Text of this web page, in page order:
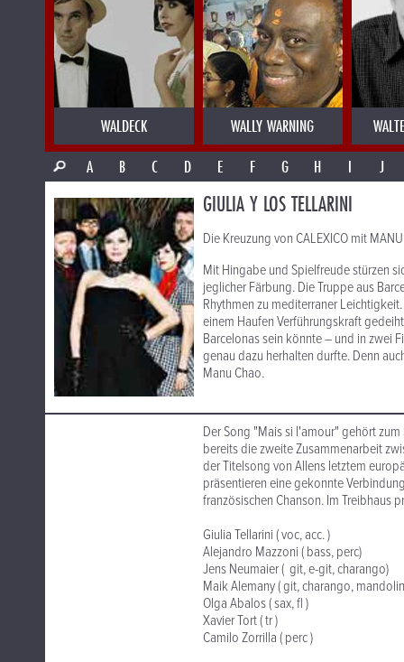
WALDECK WALLY WARNING
A
B C D E F G H I J
GIULIA Y LOS TELLARINI
Die Kreuzung von CALEXICO mit
Mit Hingabe und Spielfreude stürzen
jeglicher Färbung. Die Truppe aus
Rhythmen zu mediterraner
einem Haufen Verführungskraft
Barcelonas sein könnte – und in zwei
genau dazu herhalten durfte. Denn
Manu Chao.
Der Song "Mais si l'amour" gehört
bereits die zweite Zusammenarbeit
der Titelsong von Allens letztem
präsentieren eine gekonnte
französischen Chanson. Im Treibhaus
Giulia Tellarini ( voc, acc. )
Alejandro Mazzoni ( bass, perc)
Jens Neumaier ( git, e-git, charango)
Maik Alemany ( git, charango,
Olga Abalos ( sax, fl )
Xavier Tort ( tr )
Camilo Zorrilla ( perc )